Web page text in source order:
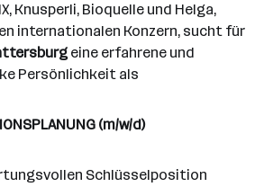
Knusperli, Bioquelle und Helga,
internationalen Konzern, sucht für
eine erfahrene und
Persönlichkeit als
(m/w/d)
Schlüsselposition